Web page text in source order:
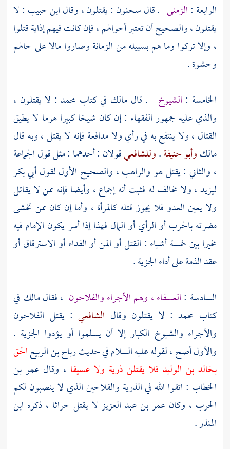
الرابعة :الزمنى . قالسحنون : يقتلون ، وقالابن حبيب : لا
يقتلون ، والصحيح أن تعتبر أحوالهم ، فإن كانت فيهم إذاية قتلوا
، وإلا تركوا وما هم بسبيله من الزمانة وصاروا مالا على حالهم
وحشوة .
الخامسة : الشيوخ . قال مالك في كتاب محمد : لا يقتلون ،
والذي عليه جمهور الفقهاء : إن كان شيخا كبيرا هرما لا يطيق
القتال ، ولا ينتفع به في رأي ولا مدافعة فإنه لا يقتل ، وبه قال
مالكوأبو حنيفة.وللشافعيقولان : أحدهما : مثل قول الجماعة
، والثاني : يقتل هو والراهب ، والصحيح الأول لقولأبي بكر
ليزيد، ولا مخالف له فثبت أنه إجماع ، وأيضا فإنه ممن لا يقاتل
ولا يعين العدو فلا يجوز قتله كالمرأة ، وأما إن كان ممن تخشى
مضرته بالحرب أو الرأي أو المال فهذا إذا أسر يكون الإمام فيه
مخيرا بين خمسة أشياء : القتل أو المن أو الفداء أو الاسترقاق أو
عقد الذمة على أداء الجزية .
السادسة :العسفاء ، وهم الأجراء والفلاحون ، فقالمالك في
كتاب محمد : لا يقتلون وقال الشافعي : يقتل الفلاحون
والأجراء والشيوخ الكبار إلا أن يسلموا أو يؤدوا الجزية .
والأول أصح ، لقوله عليه السلام في حديثرباح بن الربيعالحق
بخالد بن الوليد فلا يقتلن ذرية ولا عسيفا ، وقال عمر بن
الخطاب : اتقوا الله في الذرية والفلاحين الذي لا ينصبون لكم
الحرب ، وكانعمر بن عبد العزيز لا يقتل حراثا ، ذكره ابن
المنذر.